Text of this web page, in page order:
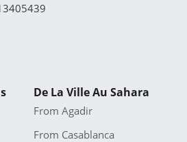
De La Ville Au Sahara
From Agadir
From Casablanca